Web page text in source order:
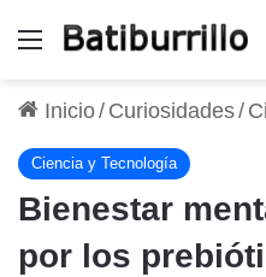
Menú
Inicio/ Curiosidades/
Ciencia y Tecnología
Bienestar
por los